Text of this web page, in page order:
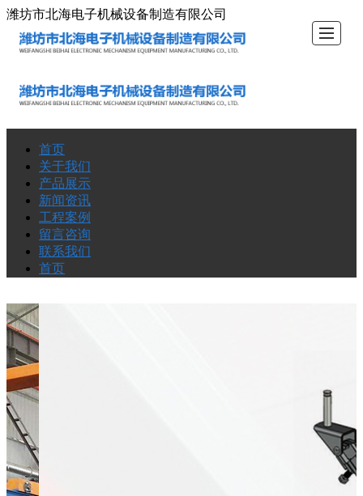
潍坊市北海电子机械设备制造有限公司
首页 关于我
们
首页
关于我们
产品展示
新闻资讯
工程案例
留言咨询
联系我们
首页